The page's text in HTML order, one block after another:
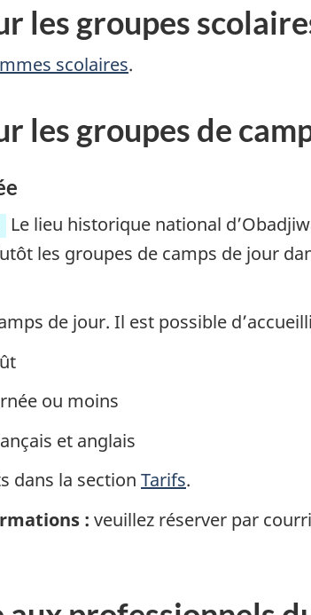
les groupes
scolaires.
les groupes de
Le lieu historique national
les groupes de camps de jour
de jour. Il est possible
ou moins
et anglais
dans la section Tarifs.
: veuillez réserver par